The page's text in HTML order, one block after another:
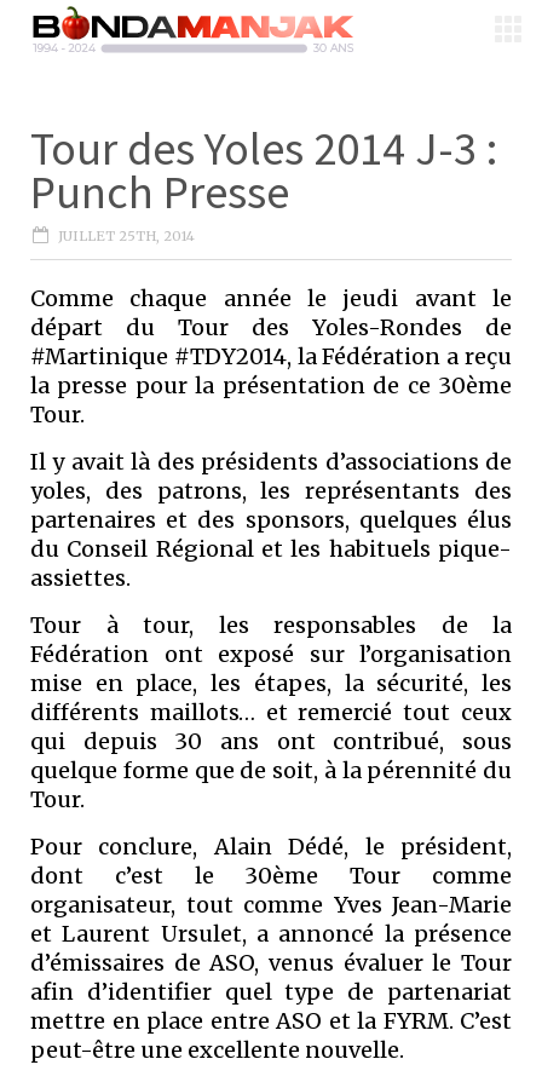
Tour des Yoles 2014 J-3 :
Punch Presse
JUILLET 25TH, 2014
Comme chaque année le jeudi avant le
départ du Tour des Yoles-Rondes de
#Martinique #TDY2014, la Fédération a reçu
la presse pour la présentation de ce 30ème
Tour.
Il y avait là des présidents d’associations de
yoles, des patrons, les représentants des
partenaires et des sponsors, quelques élus
du Conseil Régional et les habituels pique-
assiettes.
Tour à tour, les responsables de la
Fédération ont exposé sur l’organisation
mise en place, les étapes, la sécurité, les
différents maillots… et remercié tout ceux
qui depuis 30 ans ont contribué, sous
quelque forme que de soit, à la pérennité du
Tour.
Pour conclure, Alain Dédé, le président,
dont c’est le 30ème Tour comme
organisateur, tout comme Yves Jean-Marie
et Laurent Ursulet, a annoncé la présence
d’émissaires de ASO, venus évaluer le Tour
afin d’identifier quel type de partenariat
mettre en place entre ASO et la FYRM. C’est
peut-être une excellente nouvelle.